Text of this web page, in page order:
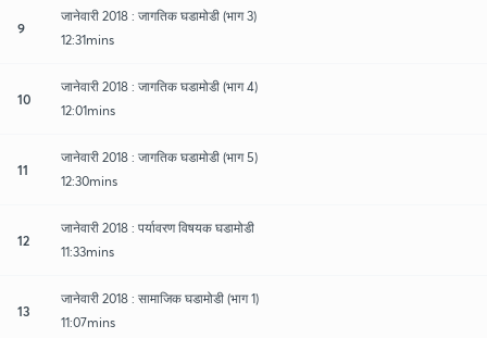
9
जानेवारी 2018 : जागतिक घडामोडी (भाग 3)
12:31mins
10
जानेवारी 2018 : जागतिक घडामोडी (भाग 4)
12:01mins
11
जानेवारी 2018 : जागतिक घडामोडी (भाग 5)
12:30mins
12
जानेवारी 2018 : पर्यावरण विषयक घडामोडी
11:33mins
13
जानेवारी 2018 : सामाजिक घडामोडी (भाग 1)
11:07mins